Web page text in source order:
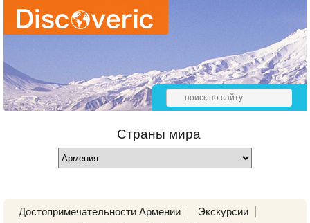
Страны мира
Достопримечательности Армении
Экскурсии